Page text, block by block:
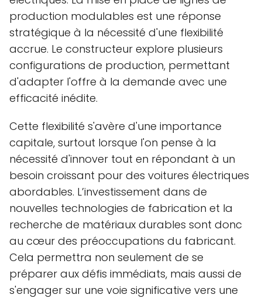
production modulables est une réponse
stratégique à la nécessité d'une flexibilité
accrue. Le constructeur explore plusieurs
configurations de production, permettant
d'adapter l'offre à la demande avec une
efficacité inédite.
Cette flexibilité s'avère d'une importance
capitale, surtout lorsque l'on pense à la
nécessité d'innover tout en répondant à un
besoin croissant pour des voitures électriques
abordables. L’investissement dans de
nouvelles technologies de fabrication et la
recherche de matériaux durables sont donc
au cœur des préoccupations du fabricant.
Cela permettra non seulement de se
préparer aux défis immédiats, mais aussi de
s'engager sur une voie significative vers une